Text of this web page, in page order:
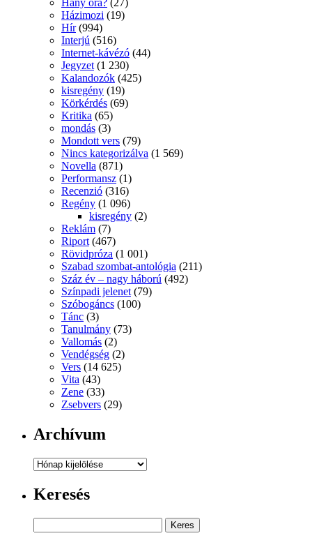
Hány óra? (27)
Házimozi (19)
Hír(994)
Interjú (516)
Internet-kávézó (44)
Jegyzet (1 230)
Kalandozók (425)
kisregény (19)
Körkérdés (69)
Kritika (65)
mondás (3)
Mondott vers (79)
Nincs kategorizálva (1 569)
Novella (871)
Performansz (1)
Recenzió (316)
Regény (1 096)
kisregény (2)
Reklám (7)
Riport (467)
Rövidpróza (1 001)
Szabad szombat-antológia (211)
Száz év – nagy háború (492)
Színpadi jelenet (79)
Szóbogáncs (100)
Tánc (3)
Tanulmány (73)
Vallomás (2)
Vendégség (2)
Vers (14 625)
Vita (43)
Zene (33)
Zsebvers (29)
Archívum
Archívum
Keresés